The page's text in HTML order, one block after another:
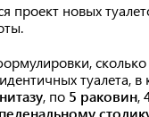
проект новых
сколько
идентичных туалета,
, по 5 раковин,
пеленальному